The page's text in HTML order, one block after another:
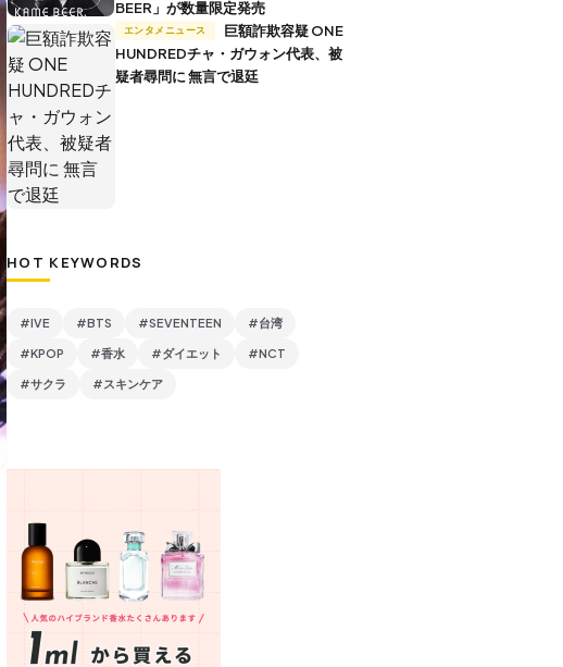
BEER」が数量限定発売
エンタメニュース
HUNDREDチャ・ガウォン代表、被
疑者尋問に 無言で退廷
HOT KEYWORDS
#IVE #BTS #SEVENTEEN #台湾
#KPOP #香水 #ダイエット #NCT
#サクラ #スキンケア